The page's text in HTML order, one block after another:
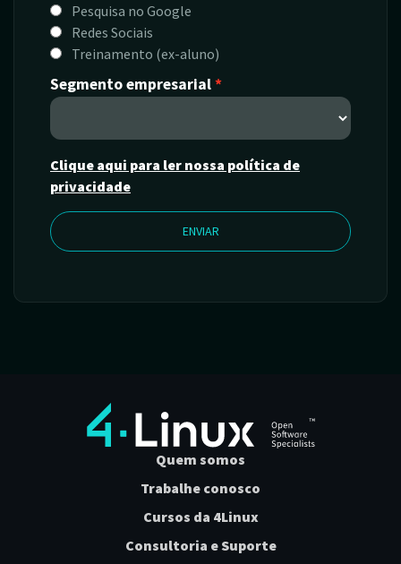
Pesquisa no Google
Redes Sociais
Treinamento (ex-aluno)
Segmento empresarial
Clique aqui para ler nossa política de
privacidade
ENVIAR
Quem somos
Trabalhe conosco
Cursos da 4Linux
Consultoria e Suporte